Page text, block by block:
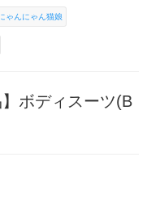
ゃんにゃん猫娘
ボディスーツ(B